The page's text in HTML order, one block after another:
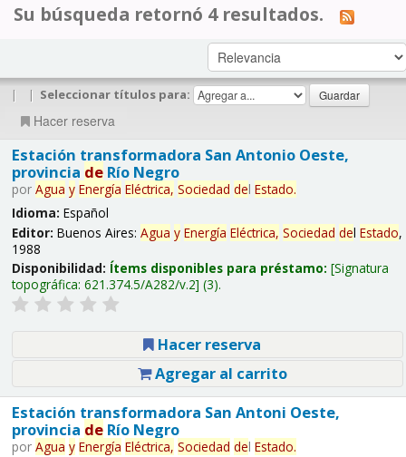
Su búsqueda retornó 4 resultados.
| | Seleccionar títulos para:
Hacer reserva
Estación transformadora San Antonio Oeste,
provincia deRío Negro
por Agua y Energía Eléctrica, Sociedad del Estado.
Idioma: Español
Editor: Buenos Aires: Agua y Energía Eléctrica, Sociedad del Estado,
1988
Disponibilidad: Ítems disponibles para préstamo: Signatura
topográfica: 621.374.5/A282/v.2 (3).
Hacer reserva
Agregar al carrito
Estación transformadora San Antoni Oeste,
provincia deRío Negro
por Agua y Energía Eléctrica, Sociedad del Estado.